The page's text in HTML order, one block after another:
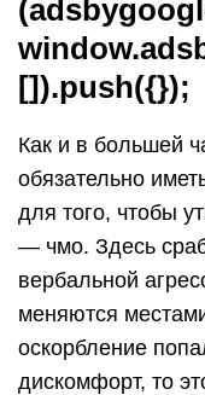
[]).push({});
Как и в большей
обязательно
для того, чтобы
— чмо. Здесь
вербальной
меняются
оскорбление
дискомфорт, то